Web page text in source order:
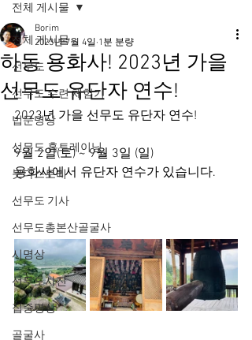
전체 게시물
선무도
선무도 수련 체험기
법문명상
선무도 홈트레이닝
붓다스토리
선무도 기사
선무도총본산골굴사
시명상
선무도사진
집중명상
골굴사
전체 게시물
하동 용화사! 2023년 가을
선무도 유단자 연수!
Borim
2023년 7월 4일 1분 분량
2023년 가을 선무도 유단자 연수!
9월 2일(토) ~ 9월 3일 (일)
용화사에서 유단자 연수가 있습니다.